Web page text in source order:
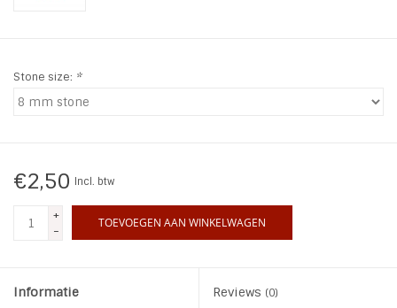
SALE
Stone size: *
€2,50 Incl. btw
+
-
TOEVOEGEN AAN WINKELWAGEN
Informatie Reviews (0)